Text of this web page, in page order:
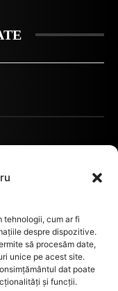
tehnologii, cum ar fi
despre dispozitive.
să procesăm date,
unice pe acest site.
dat poate
și funcții.